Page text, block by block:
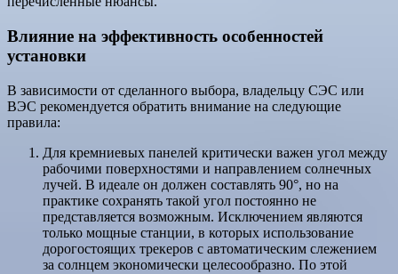
Влияние на эффективность особенностей
установки
В зависимости от сделанного выбора, владельцу СЭС или
ВЭС рекомендуется обратить внимание на следующие
правила:
Для кремниевых панелей критически важен угол между
рабочими поверхностями и направлением солнечных
лучей. В идеале он должен составлять 90°, но на
практике сохранять такой угол постоянно не
представляется возможным. Исключением являются
только мощные станции, в которых использование
дорогостоящих трекеров с автоматическим слежением
за солнцем экономически целесообразно. По этой